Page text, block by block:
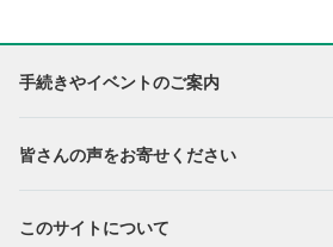
手続きやイベントのご案内
皆さんの声をお寄せください
このサイトについて